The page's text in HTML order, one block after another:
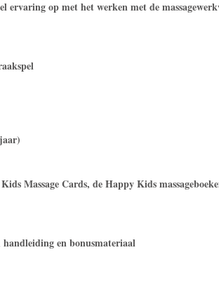
ervaring op met het werken met de
Massage Cards, de Happy Kids
en bonusmateriaal